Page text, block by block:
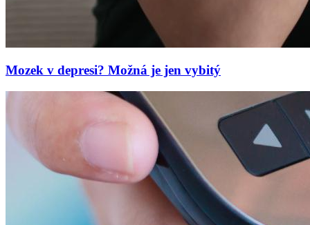
Mozek v depresi? Možná je jen vybitý